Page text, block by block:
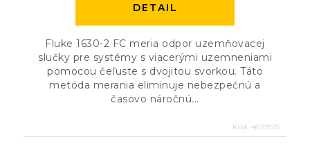
DETAIL
Fluke 1630-2 FC meria odpor uzemňovacej
slučky pre systémy s viacerými uzemneniami
pomocou čeľuste s dvojitou svorkou. Táto
metóda merania eliminuje nebezpečnú a
časovo náročnú...
Kód: 4829515